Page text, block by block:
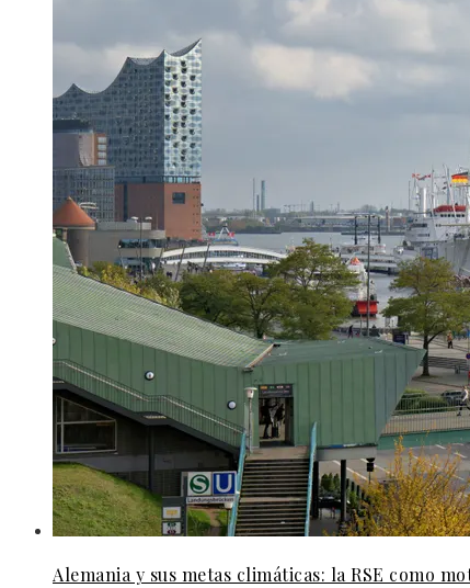
Alemania y sus metas climáticas: la RSE como